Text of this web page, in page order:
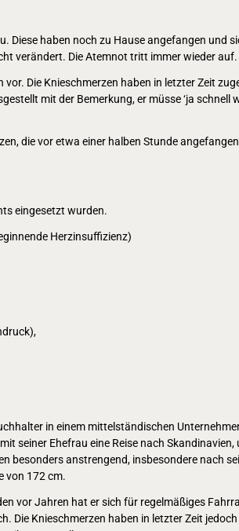
Diese haben noch zu Hause angefangen und
verändert. Die Atemnot tritt immer wieder
Die Knieschmerzen haben in letzter Zeit
mit der Bemerkung, er müsse ‘ja schnell
die vor etwa einer halben Stunde
eingesetzt wurden.
Herzinsuffizienz)
in einem mittelständischen
seiner Ehefrau eine Reise nach Skandinavien,
besonders anstrengend, insbesondere nach
von 172 cm.
vor Jahren hat er sich für regelmäßiges
Die Knieschmerzen haben in letzter Zeit